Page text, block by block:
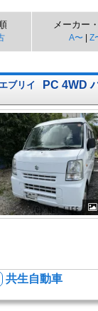
メーカー
A〜| Z
エブリイ PC 4WD
共生自動車